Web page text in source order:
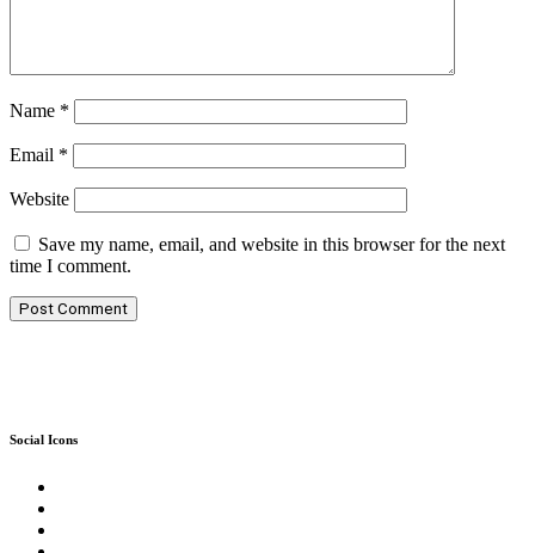
Name *
Email *
Website
Save my name, email, and website in this browser for the next
time I comment.
Social Icons